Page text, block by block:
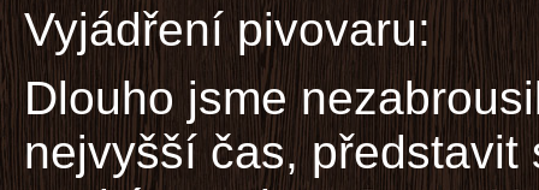
Vyjádření pivovaru:
Dlouho jsme
nejvyšší čas,